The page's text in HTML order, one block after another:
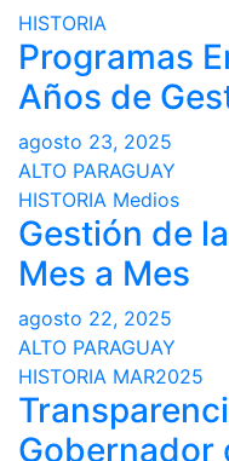
HISTORIA
Programas
Años de
agosto 23, 2025
ALTO PARAGUAY
HISTORIA Medios
Gestión de
Mes a Mes
agosto 22, 2025
ALTO PARAGUAY
HISTORIA MAR2025
Gobernador